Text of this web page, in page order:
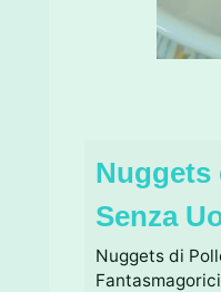
Nuggets
Senza
Nuggets di